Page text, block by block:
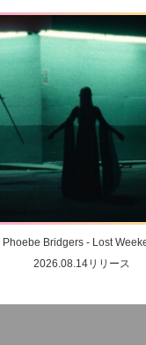
Phoebe Bridgers - Lost
2026.08.14リリース